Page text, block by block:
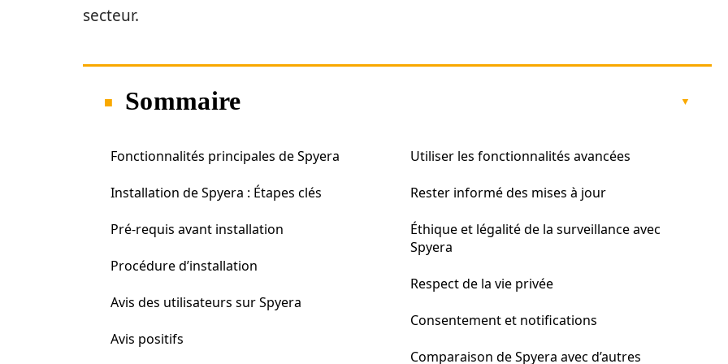
secteur.
Sommaire
Fonctionnalités principales de Spyera
Installation de Spyera : Étapes clés
Pré-requis avant installation
Procédure d’installation
Avis des utilisateurs sur Spyera
Avis positifs
Utiliser les fonctionnalités avancées
Rester informé des mises à jour
Éthique et légalité de la surveillance avec
Spyera
Respect de la vie privée
Consentement et notifications
Comparaison de Spyera avec d’autres